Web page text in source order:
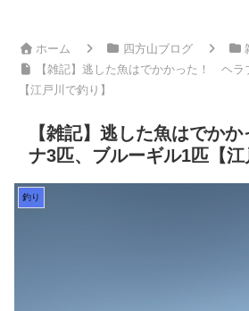
ホーム 四方山ブログ
【雑記】逃した魚はでかかった！ ヘラ
【江戸川で釣り】
【雑記】逃した魚はでか
ナ3匹、ブルーギル1匹【江
釣り